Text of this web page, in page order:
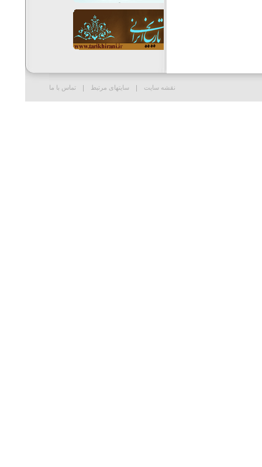
نقشه سایت سایتهای مرتبط تماس با ما